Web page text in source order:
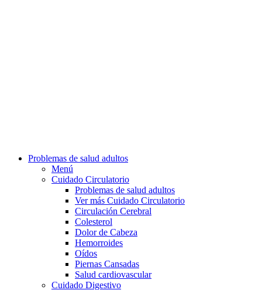
Problemas de salud adultos
Menú
Cuidado Circulatorio
Problemas de salud adultos
Ver más Cuidado Circulatorio
Circulación Cerebral
Colesterol
Dolor de Cabeza
Hemorroides
Oídos
Piernas Cansadas
Salud cardiovascular
Cuidado Digestivo